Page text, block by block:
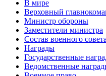
В мире
Верховный
Министр обороны
Заместители министра
Состав военного совета
Награды
Государственные
Ведомственные